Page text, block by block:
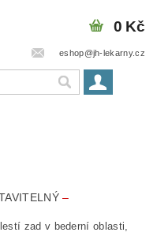
eshop@jh-lekarny.cz
0 Kč
–
zad v bederní oblasti,